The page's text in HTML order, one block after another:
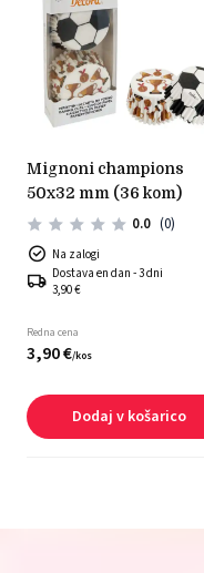
mignoni champions
50x32 mm (36 kom)
0.0 (0)
Na zalogi
Dostava en dan - 3 dni
3,90 €
Redna cena
3,90€/kos
Dodaj v košarico